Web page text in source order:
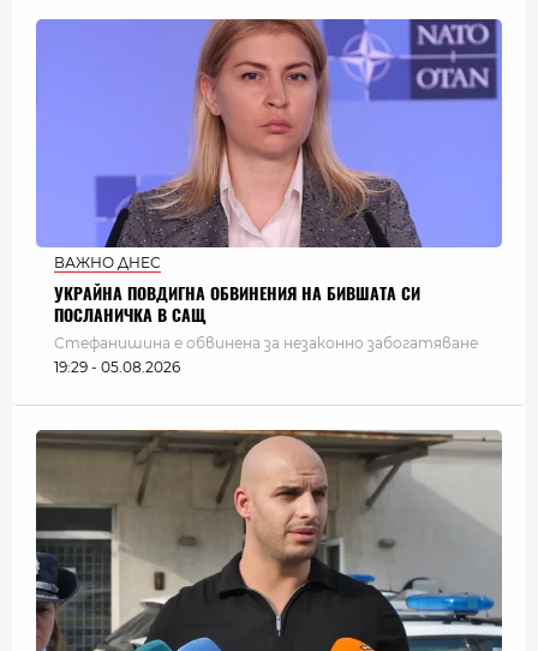
ВАЖНО ДНЕС
УКРАЙНА ПОВДИГНА ОБВИНЕНИЯ НА БИВШАТА СИ
ПОСЛАНИЧКА В САЩ
Стефанишина е обвинена за незаконно забогатяване
19:29 - 05.08.2026